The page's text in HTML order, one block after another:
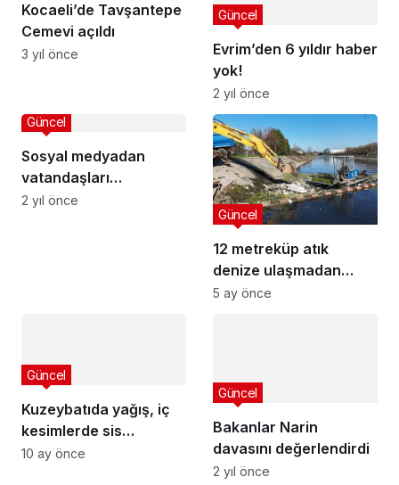
Kocaeli’de Tavşantepe
Cemevi açıldı
3 yıl önce
Evrim’den 6 yıldır haber
yok!
Güncel
2 yıl önce
Sosyal medyadan
vatandaşları
dolandıran 43 kişi
Güncel
2 yıl önce
12 metreküp atık
denize ulaşmadan
toplandı
Güncel
5 ay önce
Kuzeybatıda yağış, iç
kesimlerde sis
bekleniyor
Güncel
10 ay önce
Bakanlar Narin
davasını değerlendirdi
Güncel
2 yıl önce